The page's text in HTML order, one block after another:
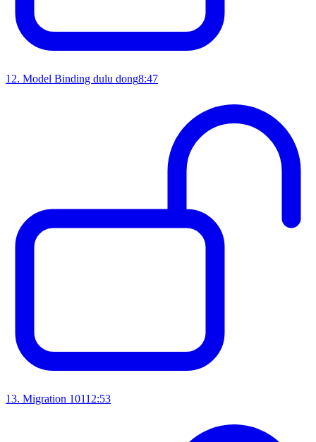
12. Model Binding dulu dong8:47
13. Migration 10112:53